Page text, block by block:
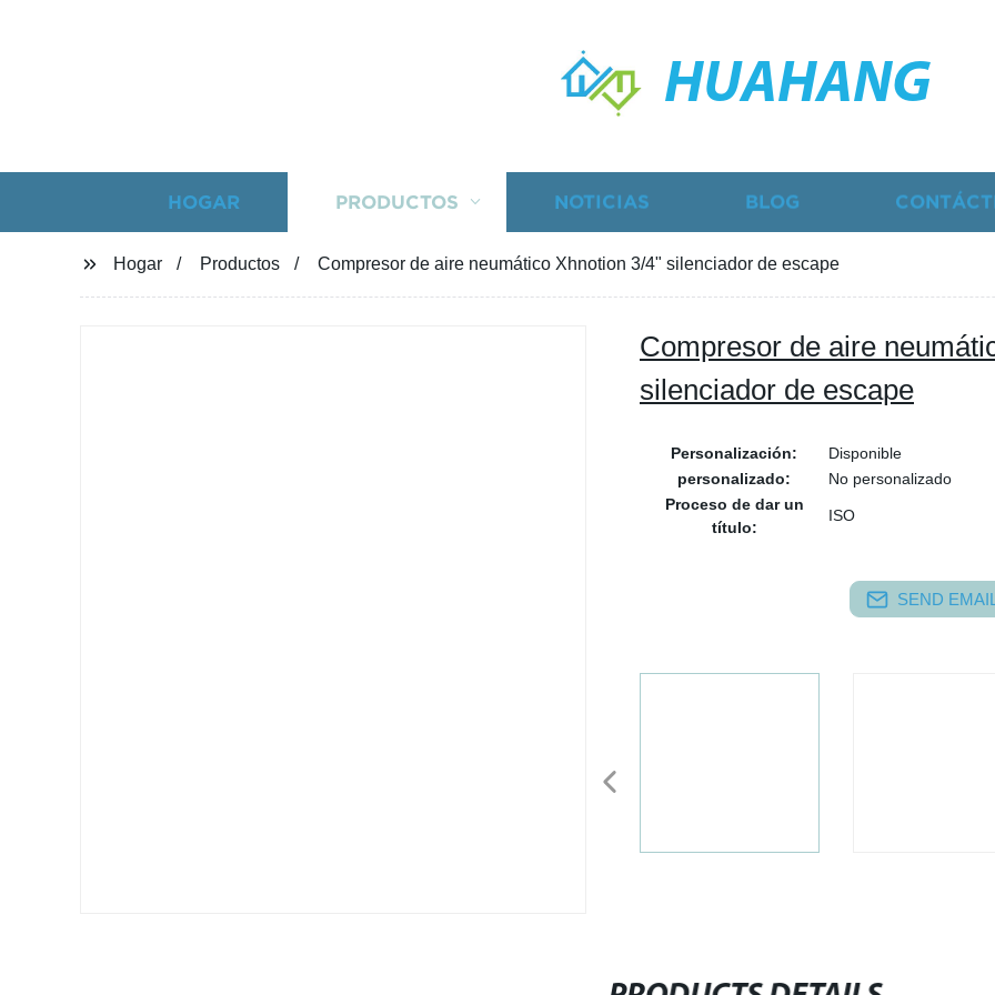
HUAHANG
HOGAR PRODUCTOS NOTICIAS BLOG
Hogar Productos Compresor de aire neumático Xhnotion 3/4" silenciador de escape
Compresor de aire
silenciador de escape
Personalización:
Disponible
personalizado:
No personalizado
Proceso de dar un
título:
ISO
SEND